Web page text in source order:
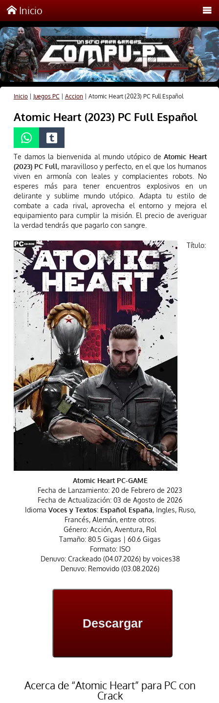
Inicio
Inicio| Juegos PC Accion| Atomic Heart (2023) PC Full Español
Atomic Heart (2023) PC Full Español
Te damos la bienvenida al mundo utópico deAtomic Heart
(2023) PC Full, maravilloso y perfecto, en el que los humanos
viven en armonía con leales y complacientes robots. No
esperes más para tener encuentros explosivos en un
delirante y sublime mundo utópico. Adapta tu estilo de
combate a cada rival, aprovecha el entorno y mejora el
equipamiento para cumplir la misión. El precio de averiguar
la verdad tendrás que pagarlo con sangre.
Título:
Atomic Heart PC-GAME
Fecha de Lanzamiento: 20 de Febrero de 2023
Fecha de Actualización: 03 de Agosto de 2026
Idioma Voces y Textos: Español España, Ingles, Ruso,
Francés, Alemán, entre otros.
Género: Acción, Aventura, Rol
Tamaño: 80.5 Gigas | 60.6 Gigas
Formato: ISO
Denuvo: Crackeado (04.07.2026) by voices38
Denuvo: Removido (03.08.2026)
Descargar
Acerca de “Atomic Heart” para PC con
Crack